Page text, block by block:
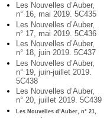
Les Nouvelles d’Auber,
n° 16, mai 2019. 5C435
Les Nouvelles d’Auber,
n° 17, mai 2019. 5C436
Les Nouvelles d’Auber,
n° 18, juin 2019. 5C437
Les Nouvelles d’Auber,
n° 19, juin-juillet 2019.
5C438
Les Nouvelles d’Auber,
n° 20, juillet 2019. 5C439
Les Nouvelles d’Auber, n° 21,